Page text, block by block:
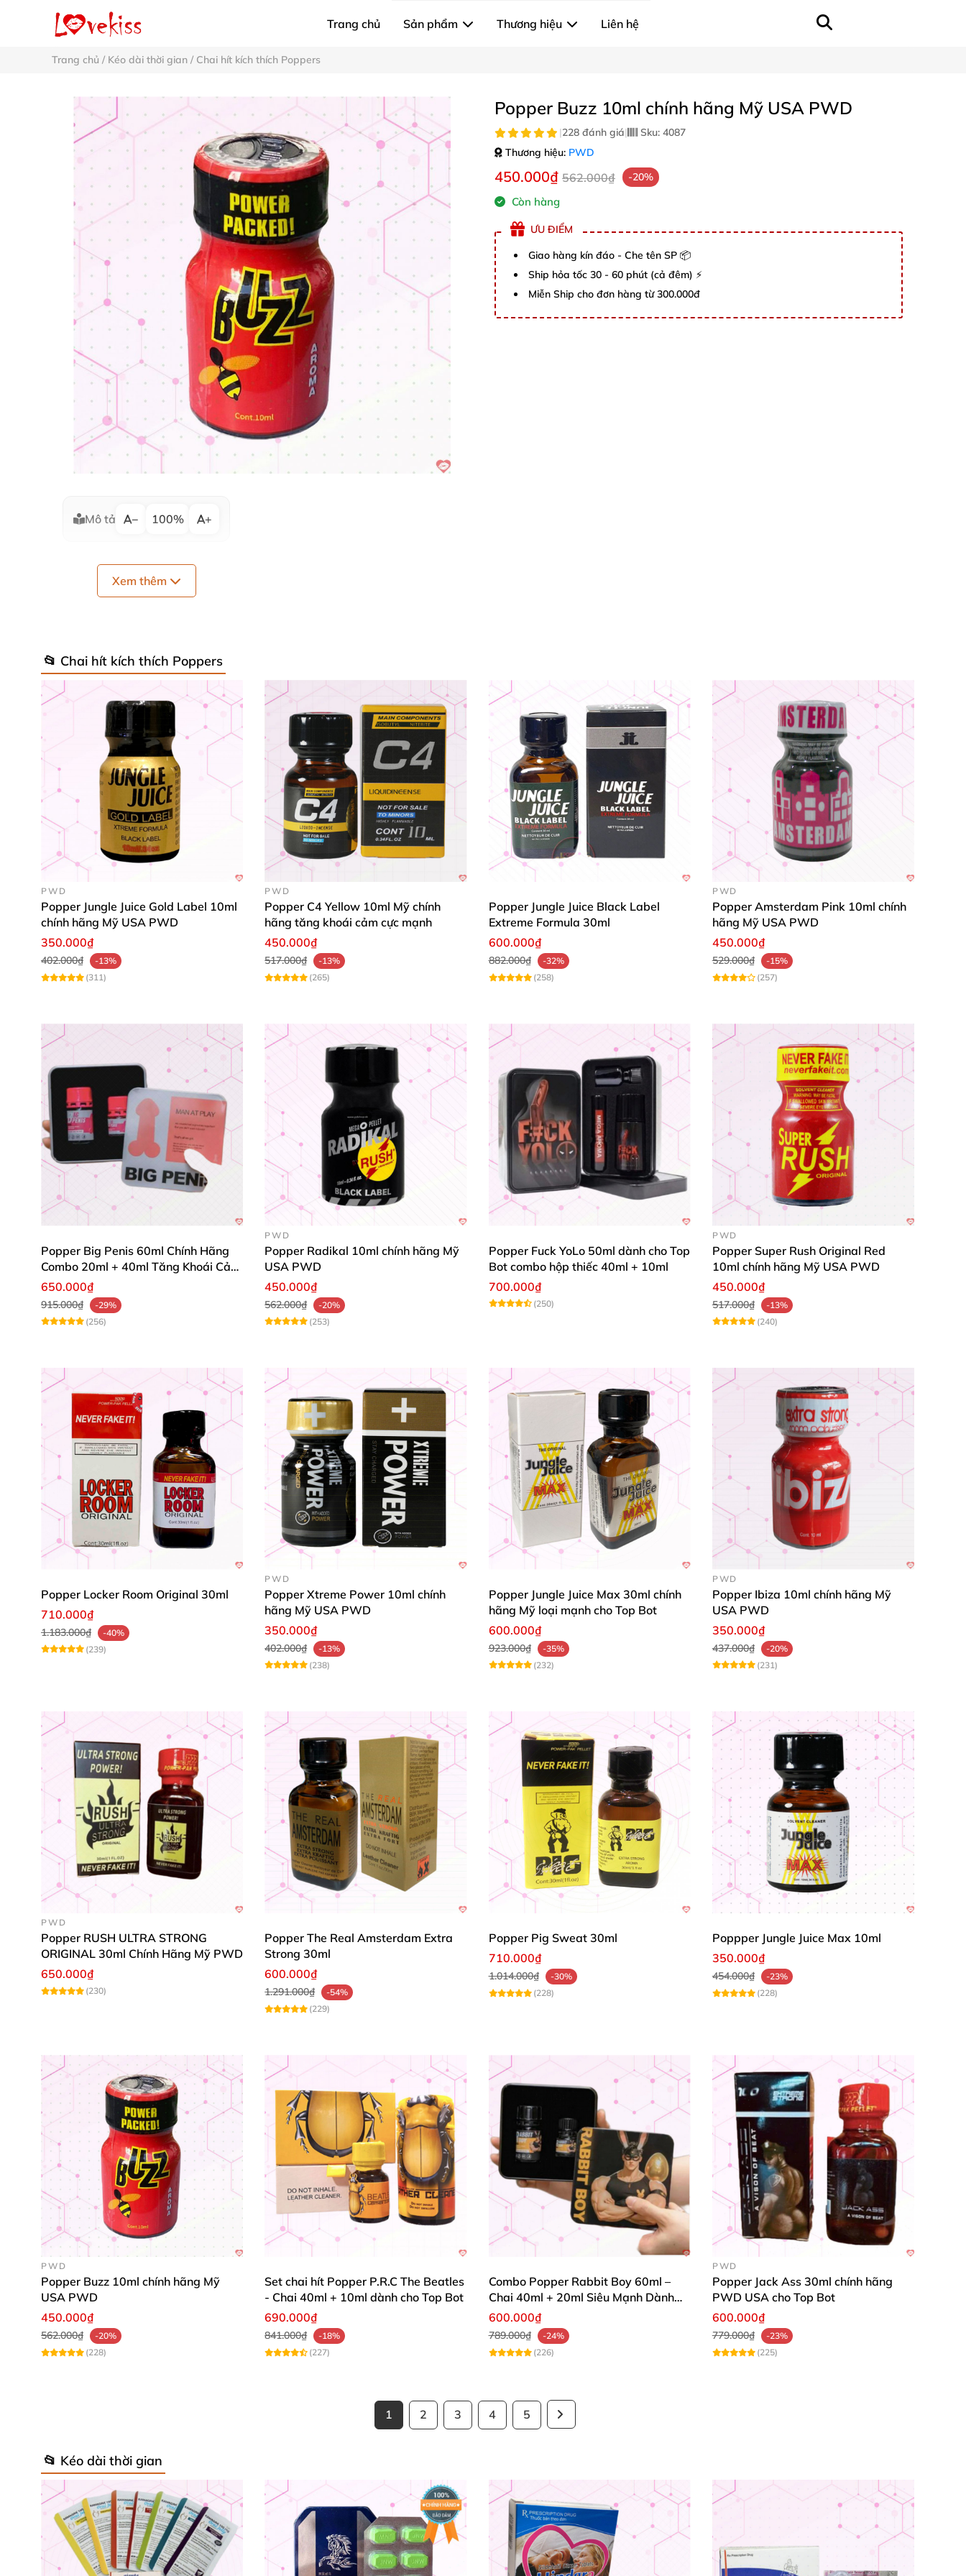
Trang chủ Sản phẩm Thương hiệu Liên hệ
Trang chủ / Kéo dài thời gian / Chai hít kích thích Poppers
Popper Buzz 10ml chính hãng Mỹ USA PWD
|228 đánh giá| Sku: 4087
Thương hiệu: PWD
450.000₫ 562.000₫ -20%
Còn hàng
ƯU ĐIỂM
Giao hàng kín đáo - Che tên SP 📦
Ship hỏa tốc 30 - 60 phút (cả đêm) ⚡
Miễn Ship cho đơn hàng từ 300.000đ
Mô tả − 100% +
Xem thêm
📂 Chai hít kích thích Poppers
PWD
Popper Jungle Juice Gold Label 10ml
chính hãng Mỹ USA PWD
350.000₫
402.000₫
-13%
(311)
PWD
Popper C4 Yellow 10ml Mỹ chính
hãng tăng khoái cảm cực mạnh
450.000₫
517.000₫
-13%
(265)
Popper Jungle Juice Black Label
Extreme Formula 30ml
600.000₫
882.000₫
-32%
(258)
PWD
Popper Amsterdam Pink 10ml chính
hãng Mỹ USA PWD
450.000₫
529.000₫
-15%
(257)
Popper Big Penis 60ml Chính Hãng
Combo 20ml + 40ml Tăng Khoái Cảm
Cho Top & Bot
650.000₫
915.000₫
-29%
(256)
PWD
Popper Radikal 10ml chính hãng Mỹ
USA PWD
450.000₫
562.000₫
-20%
(253)
Popper Fuck YoLo 50ml dành cho Top
Bot combo hộp thiếc 40ml + 10ml
700.000₫
(250)
PWD
Popper Super Rush Original Red
10ml chính hãng Mỹ USA PWD
450.000₫
517.000₫
-13%
(240)
Popper Locker Room Original 30ml
710.000₫
1.183.000₫
-40%
(239)
PWD
Popper Xtreme Power 10ml chính
hãng Mỹ USA PWD
350.000₫
402.000₫
-13%
(238)
Popper Jungle Juice Max 30ml chính
hãng Mỹ loại mạnh cho Top Bot
600.000₫
923.000₫
-35%
(232)
PWD
Popper Ibiza 10ml chính hãng Mỹ
USA PWD
350.000₫
437.000₫
-20%
(231)
PWD
Popper RUSH ULTRA STRONG
ORIGINAL 30ml Chính Hãng Mỹ PWD
650.000₫
(230)
Popper The Real Amsterdam Extra
Strong 30ml
600.000₫
1.291.000₫
-54%
(229)
Popper Pig Sweat 30ml
710.000₫
1.014.000₫
-30%
(228)
Poppper Jungle Juice Max 10ml
350.000₫
454.000₫
-23%
(228)
PWD
Popper Buzz 10ml chính hãng Mỹ
USA PWD
450.000₫
562.000₫
-20%
(228)
Set chai hít Popper P.R.C The Beatles
- Chai 40ml + 10ml dành cho Top Bot
690.000₫
841.000₫
-18%
(227)
Combo Popper Rabbit Boy 60ml –
Chai 40ml + 20ml Siêu Mạnh Dành
Riêng Cho Top
600.000₫
789.000₫
-24%
(226)
PWD
Popper Jack Ass 30ml chính hãng
PWD USA cho Top Bot
600.000₫
779.000₫
-23%
(225)
1 2 3 4 5
📂 Kéo dài thời gian